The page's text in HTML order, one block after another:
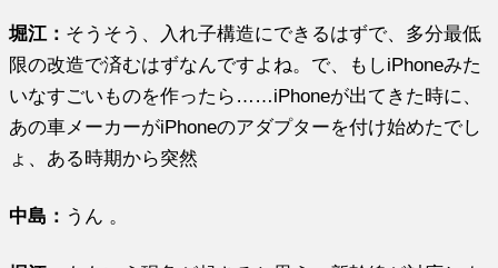
堀江 ： そうそう、入れ子構造にできるはずで、多分最低
限の改造で済むはずなんですよね。で、もしiPhoneみた
いなすごいものを作ったら……iPhoneが出てきた時に、
あの車メーカーがiPhoneのアダプターを付け始めたでし
ょ、ある時期から突然
中島： うん 。